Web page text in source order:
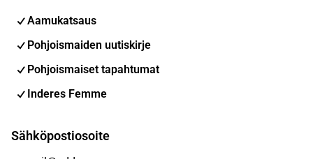
Aamukatsaus
Pohjoismaiden uutiskirje
Pohjoismaiset tapahtumat
Inderes Femme
Sähköpostiosoite